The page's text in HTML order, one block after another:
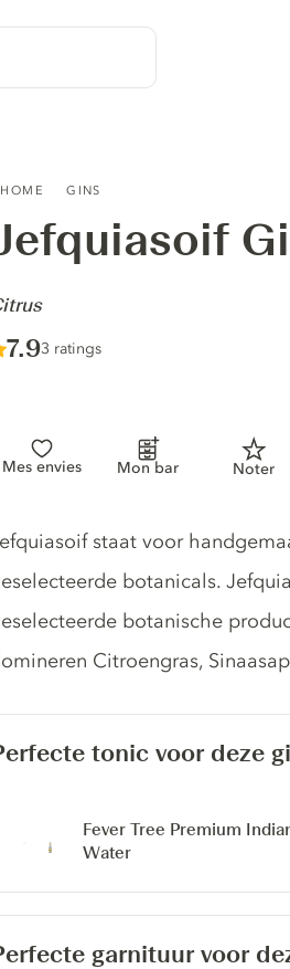
HOME GINS
Score :
7.9/ 10
3 ratings
Mes envies Mon bar Noter
descriptionstaat voor
botanicals.
botanische
Citroengras,
tonic voor deze
Fever Tree Premium
Water
garnituur voor